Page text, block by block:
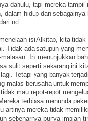
dahulu, tapi mereka tampil
dalam hidup dan
nol.
isi Alkitab, kita tidak
Tidak ada satupun yang
malasan. Ini menunjukkan
sulit seperti sekarang ini
lagi. Tetapi yang banyak
malas berusaha untuk
mau repot-repot
terbiasa menunda
artinya mereka tidak
sebenarnya punya impian